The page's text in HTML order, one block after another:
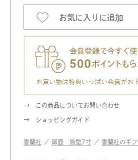
お気に入りに追加
この商品についてお問い合わせ
ショッピングガイド
香蘭社 ／ 御壺 筒型7寸 ／ 香蘭社のギ